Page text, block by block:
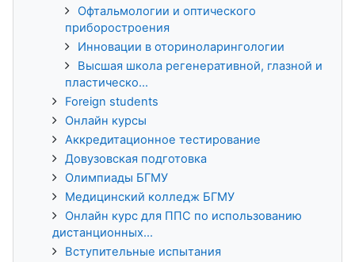
Офтальмологии и оптического
приборостроения
Инновации в оториноларингологии
Высшая школа регенеративной, глазной и
пластическо...
Foreign students
Онлайн курсы
Аккредитационное тестирование
Довузовская подготовка
Олимпиады БГМУ
Медицинский колледж БГМУ
Онлайн курс для ППС по использованию
дистанционных...
Вступительные испытания